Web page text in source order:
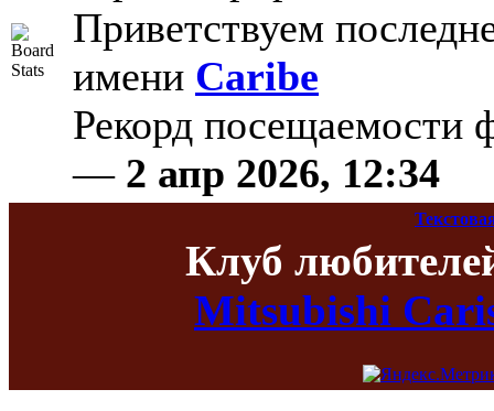
Приветствуем
имени Caribe
Рекорд
— 2 апр 2026, 12:34
Клуб
Mitsubishi